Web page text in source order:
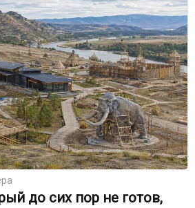
до сих пор не готов,